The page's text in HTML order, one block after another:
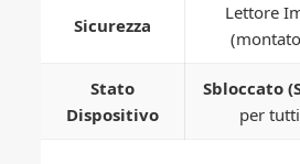
Sicurezza
Lettore
Stato
Dispositivo
Sbloccato
per